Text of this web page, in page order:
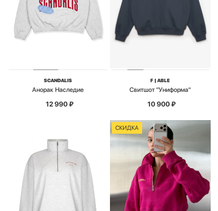
SCANDALIS
Анорак Наследие
12 990₽
F | ABLE
Свитшот "Униформа"
10 900₽
СКИДКА